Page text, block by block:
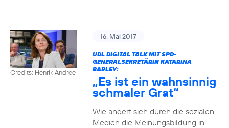
Credits: Henrik Andree
16. Mai 2017
UDL DIGITAL TALK MIT SPD-
GENERALSEKRETÄRIN KATARINA
BARLEY:
„Es ist ein wahnsinnig
schmaler Grat“
Wie ändert sich durch die sozialen
Medien die Meinungsbildung in